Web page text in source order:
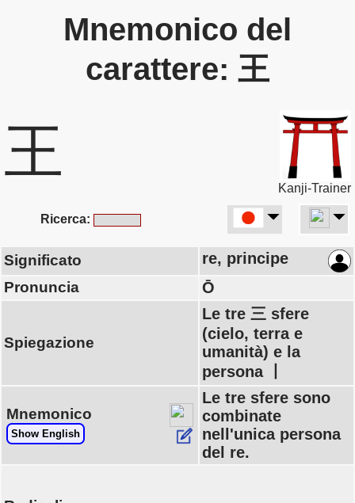
Mnemonico del
carattere: 王
王
Kanji-Trainer
Ricerca:
Significato re, principe
Pronuncia Ō
Spiegazione
Le tre 三 sfere
(cielo, terra e
umanità) e la
persona 丨
Mnemonico
Show English
Le tre sfere sono
combinate
nell'unica persona
del re.